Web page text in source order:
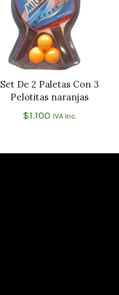
AÑADIR AL CARRITO
Set De 2 Paletas Con 3
Pelotitas naranjas
$1.100 IVA Inc.